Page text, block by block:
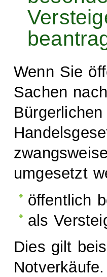
Wenn Sie
Sachen
umgesetzt
öffentlich
als
Dies gilt
Notverkäufe.